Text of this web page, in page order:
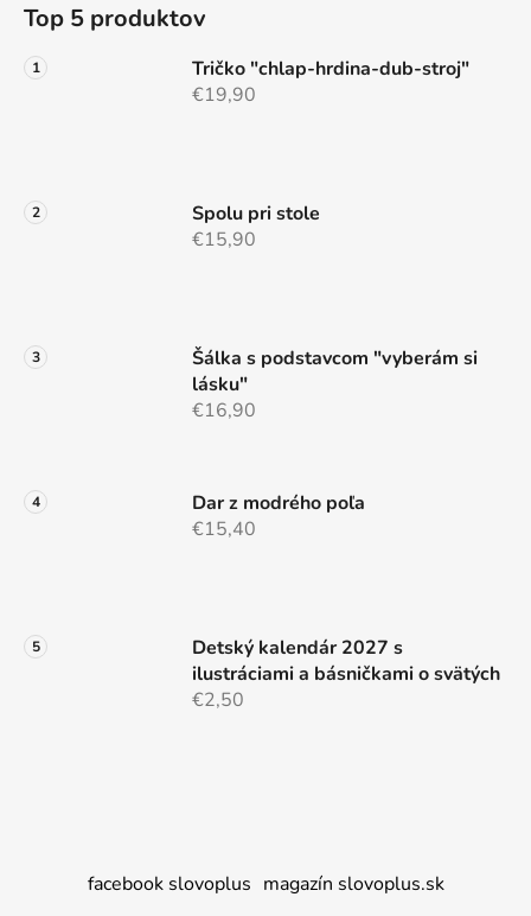
Top 5 produktov
Tričko "chlap-hrdina-dub-stroj"
€19,90
Spolu pri stole
€15,90
Šálka s podstavcom "vyberám si
lásku"
€16,90
Dar z modrého poľa
€15,40
Detský kalendár 2027 s
ilustráciami a básničkami o svätých
€2,50
facebook slovoplus magazín slovoplus.sk